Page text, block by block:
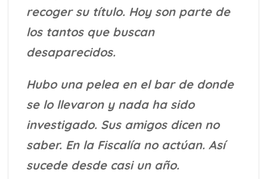
recoger su título. Hoy son parte de
los tantos que buscan
desaparecidos.
Hubo una pelea en el bar de donde
se lo llevaron y nada ha sido
investigado. Sus amigos dicen no
saber. En la Fiscalía no actúan. Así
sucede desde casi un año.